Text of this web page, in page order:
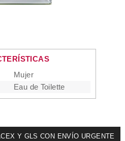
Mujer
Eau de Toilette
Y GLS CON ENVÍO URGENTE